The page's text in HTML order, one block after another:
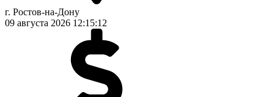
г. Ростов-на-Дону
09 августа 2026 12:15:13